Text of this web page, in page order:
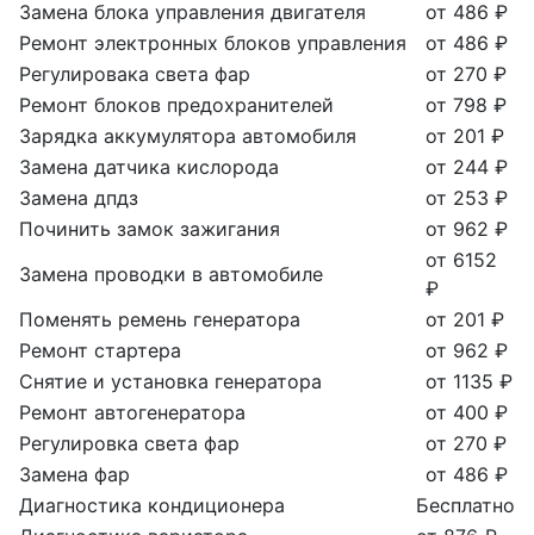
Замена блока управления двигателя
от 486 ₽
Ремонт электронных блоков управления
от 486 ₽
Регулировака света фар
от 270 ₽
Ремонт блоков предохранителей
от 798 ₽
Зарядка аккумулятора автомобиля
от 201 ₽
Замена датчика кислорода
от 244 ₽
Замена дпдз
от 253 ₽
Починить замок зажигания
от 962 ₽
Замена проводки в автомобиле
от 6152
₽
Поменять ремень генератора
от 201 ₽
Ремонт стартера
от 962 ₽
Снятие и установка генератора
от 1135 ₽
Ремонт автогенератора
от 400 ₽
Регулировка света фар
от 270 ₽
Замена фар
от 486 ₽
Диагностика кондиционера
Бесплатно